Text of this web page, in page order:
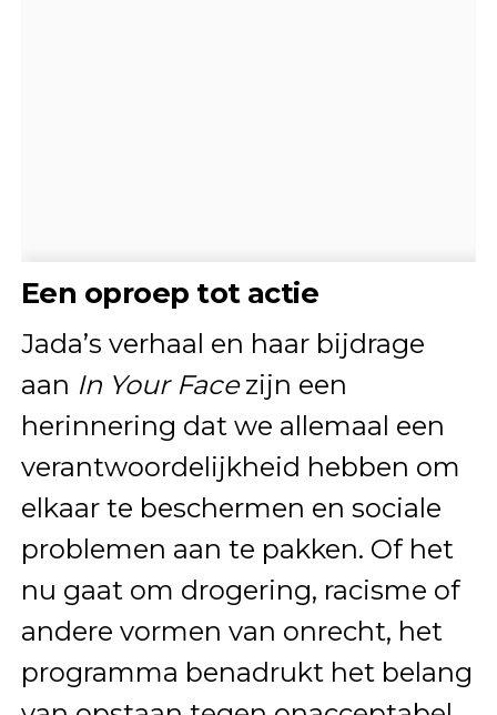
Een oproep tot actie
Jada’s verhaal en haar bijdrage
aan In Your Facezijn een
herinnering dat we allemaal een
verantwoordelijkheid hebben om
elkaar te beschermen en sociale
problemen aan te pakken. Of het
nu gaat om drogering, racisme of
andere vormen van onrecht, het
programma benadrukt het belang